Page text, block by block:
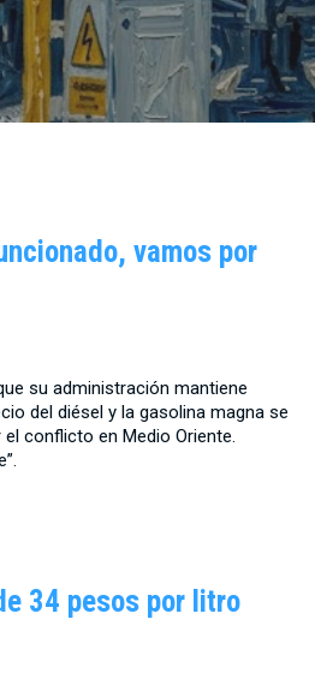
vamos por
su administración mantiene
del diésel y la gasolina magna se
conflicto en Medio Oriente.
34 pesos por litro